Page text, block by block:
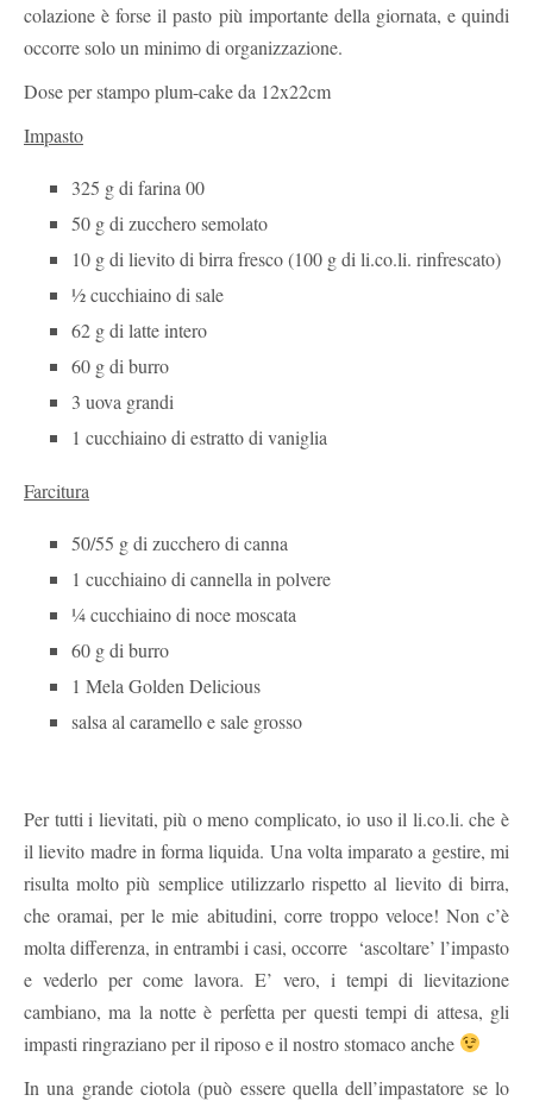
colazione è forse il pasto più importante della giornata, e quindi
occorre solo un minimo di organizzazione.
Dose per stampo plum-cake da 12x22cm
Impasto
325 g di farina 00
50 g di zucchero semolato
10 g di lievito di birra fresco (100 g di li.co.li. rinfrescato)
½ cucchiaino di sale
62 g di latte intero
60 g di burro
3 uova grandi
1 cucchiaino di estratto di vaniglia
Farcitura
50/55 g di zucchero di canna
1 cucchiaino di cannella in polvere
¼ cucchiaino di noce moscata
60 g di burro
1 Mela Golden Delicious
salsa al caramello e sale grosso
Per tutti i lievitati, più o meno complicato, io uso il li.co.li. che è
il lievito madre in forma liquida. Una volta imparato a gestire, mi
risulta molto più semplice utilizzarlo rispetto al lievito di birra,
che oramai, per le mie abitudini, corre troppo veloce! Non c’è
molta differenza, in entrambi i casi, occorre ‘ascoltare’ l’impasto
e vederlo per come lavora. E’ vero, i tempi di lievitazione
cambiano, ma la notte è perfetta per questi tempi di attesa, gli
impasti ringraziano per il riposo e il nostro stomaco anche
In una grande ciotola (può essere quella dell’impastatore se lo